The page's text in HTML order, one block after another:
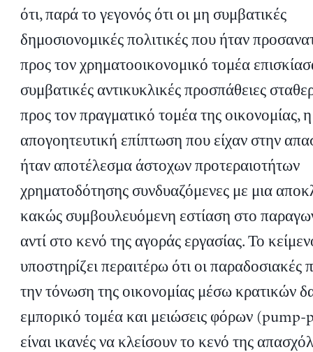
ότι, παρά το γεγονός ότι οι μη συμβατικές
δημοσιονομικές πολιτικές που ήταν
προς τον χρηματοοικονομικό τομέα
συμβατικές αντικυκλικές προσπάθειες
προς τον πραγματικό τομέα της οικονομίας,
απογοητευτική επίπτωση που είχαν στην
ήταν αποτέλεσμα άστοχων προτεραιοτήτων
χρηματοδότησης συνδυαζόμενες με μια
κακώς συμβουλευόμενη εστίαση στο
αντί στο κενό της αγοράς εργασίας. Το
υποστηρίζει περαιτέρω ότι οι παραδοσιακές
την τόνωση της οικονομίας μέσω κρατικών
εμπορικό τομέα και μειώσεις φόρων
είναι ικανές να κλείσουν το κενό της